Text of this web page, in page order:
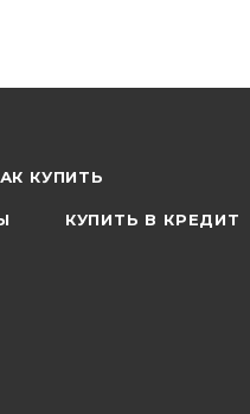
КУПИТЬ
КУПИТЬ В КРЕДИТ